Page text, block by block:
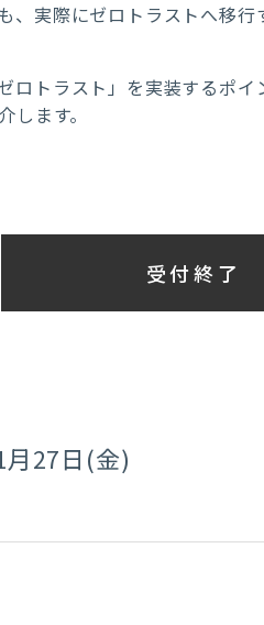
、実際にゼロトラストへ移
ロトラスト」を実装するポ
ます。
受付終了
27日(金)